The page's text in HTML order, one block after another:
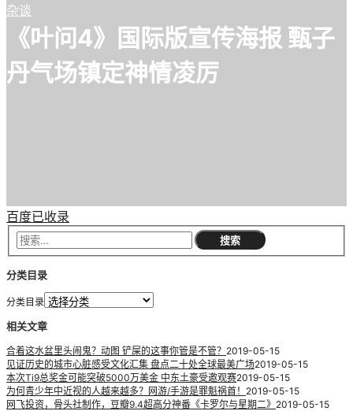
杂谈
《叶问4》国际版宣传海报 甄子
丹气场镇定神情凌厉
百度已收录
分类目录
分类目录
相关文章
合着这水盆里头闹鬼？动图 铲屎的这事你管是不管？ 2019-05-15
见证历史的城市心脏感受文化汇集 盘点二十处全球最美广场2019-05-15
本次Ti9总奖金可能突破5000万美金 中东土豪受邀观赛2019-05-15
为何青少年中近视的人越来越多？网游/手游是罪魁祸首！ 2019-05-15
网飞投资，骨头社制作，豆瓣9.4超高分神番《卡罗尔与星期二》 2019-05-15